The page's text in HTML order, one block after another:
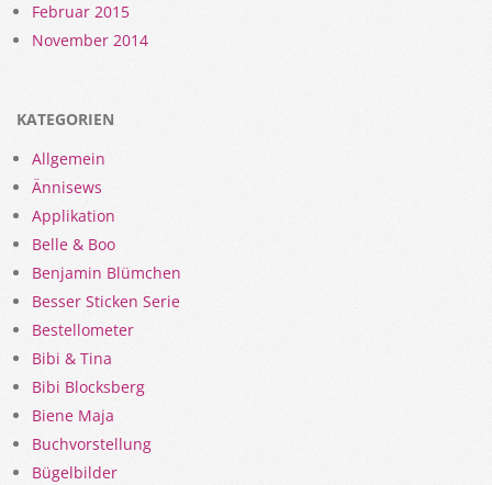
Februar 2015
November 2014
KATEGORIEN
Allgemein
Ännisews
Applikation
Belle & Boo
Benjamin Blümchen
Besser Sticken Serie
Bestellometer
Bibi & Tina
Bibi Blocksberg
Biene Maja
Buchvorstellung
Bügelbilder